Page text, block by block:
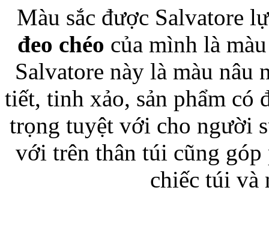
Túi đựng
Bao da Samsung
Màu sắc được Salvatore
đeo chéo của mình là
Salvatore này là màu nâu
tiết, tinh xảo, sản phẩm có
trọng tuyệt với cho người
với trên thân túi cũng góp
chiếc túi và